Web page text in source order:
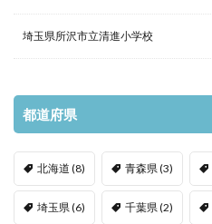
埼玉県所沢市立清進小学校
都道府県
北海道 (8) 青森県(3)
埼玉県(6) 千葉県(2)